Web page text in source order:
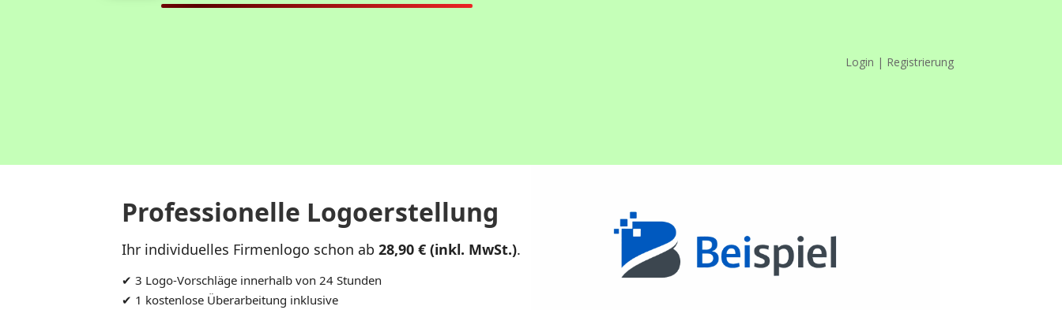
Login | Registrierung
Professionelle Logoerstellung
Ihr individuelles Firmenlogo schon ab28,90 € (inkl. MwSt.).
✔ 3 Logo‑Vorschläge innerhalb von 24 Stunden
✔ 1 kostenlose Überarbeitung inklusive